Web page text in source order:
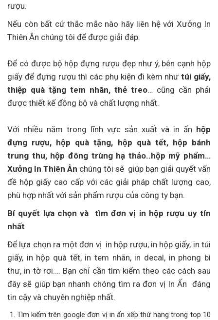
rượu.
Nếu còn bất cứ thắc mắc nào hãy liên hệ với Xưởng In
Thiên Ân chúng tôi để được giải đáp.
Để có được bộ hộp đựng rượu đẹp như ý, bên cạnh hộp
giấy để đựng rượu thì các phụ kiện đi kèm nhưtúi giấy,
thiệp quà tặng tem nhãn, thẻ treo… cũng cần phải
được thiết kế đồng bộ và chất lượng nhất.
Với nhiều năm trong lĩnh vực sản xuất và in ấn hộp
đựng rượu, hộp quà tặng, hộp quà tết, hộp bánh
trung thu, hộp đông trùng hạ thảo..hộp mỹ phẩm…
Xưởng In Thiên Ân chúng tôi sẽ giúp bạn giải quyết vấn
đề hộp giấy cao cấp với các giải pháp chất lượng cao,
phù hợp nhất với sản phẩm rượu của công ty bạn.
Bí quyết lựa chọn và tìm đơn vị in hộp rượu uy tín
nhất
Để lựa chọn ra một đơn vị in hộp rượu, in hộp giấy, in túi
giấy, in hộp quà tết, in tem nhãn, in decal, in phong bì
thư, in tờ rơi…. Bạn chỉ cần tìm kiếm theo các cách sau
đây sẽ giúp bạn nhanh chóng tìm ra đơn vị In Ấn đáng
tin cậy và chuyên nghiệp nhất.
Tìm kiếm trên google đơn vị in ấn xếp thứ hạng trong top 10